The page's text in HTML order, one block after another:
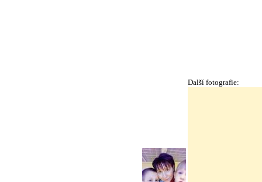
Další fotografie: